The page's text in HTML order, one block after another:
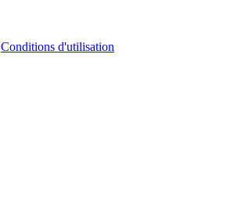
Conditions d'utilisation